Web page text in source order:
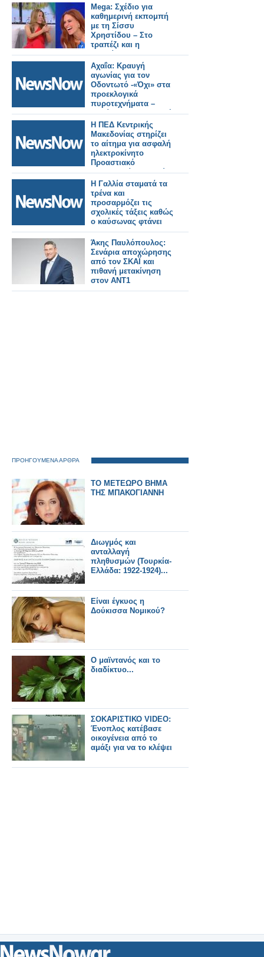
Mega: Σχέδιο για
καθημερινή εκπομπή
με τη Σίσσυ
Χρηστίδου – Στο
τραπέζι και η
μετακίνηση της
Αναστασίας Γιάμαλη
Αχαΐα: Κραυγή
αγωνίας για τον
Οδοντωτό -«Όχι» στα
προεκλογικά
πυροτεχνήματα –
Απαίτηση για ασφαλή
λύση.
Η ΠΕΔ Κεντρικής
Μακεδονίας στηρίζει
το αίτημα για ασφαλή
ηλεκτροκίνητο
Προαστιακό
Θεσσαλονίκη–Πλατύ–
Έδεσσα.
Η Γαλλία σταματά τα
τρένα και
προσαρμόζει τις
σχολικές τάξεις καθώς
ο καύσωνας φτάνει
τους 40°C.
Άκης Παυλόπουλος:
Σενάρια αποχώρησης
από τον ΣΚΑΪ και
πιθανή μετακίνηση
στον ΑΝΤ1
ΠΡΟΗΓΟΥΜΕΝΑ ΑΡΘΡΑ
ΤΟ ΜΕΤΕΩΡΟ ΒΗΜΑ
ΤΗΣ ΜΠΑΚΟΓΙΑΝΝΗ
Διωγμός και
ανταλλαγή
πληθυσμών (Τουρκία-
Ελλάδα: 1922-1924)...
Είναι έγκυος η
Δούκισσα Νομικού?
Ο μαϊντανός και το
διαδίκτυο...
ΣΟΚΑΡΙΣΤΙΚΟ VIDEO:
Ένοπλος κατέβασε
οικογένεια από το
αμάξι για να το κλέψει